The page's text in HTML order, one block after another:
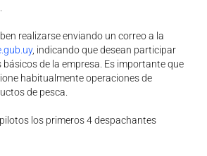
realizarse enviando un correo a la
, indicando que desean participar
de la empresa. Es importante que
habitualmente operaciones de
de pesca.
los primeros 4 despachantes